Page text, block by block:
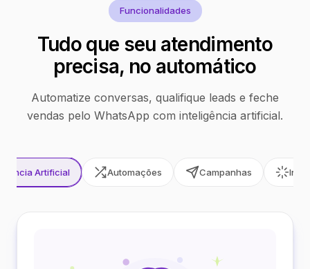
Funcionalidades
Tudo que seu atendimento
precisa, no automático
Automatize conversas, qualifique leads e feche
vendas pelo WhatsApp com inteligência artificial.
Artificial Automações Campanhas